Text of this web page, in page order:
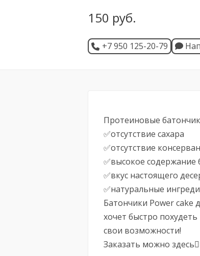
150 руб.
+7 950 125-20-79
Протеиновые
✅отсутствие сахара
✅отсутствие
✅высокое содержание
✅вкус настоящего
✅натуральные
Батончики Power cake
хочет быстро
свои возможности!
Заказать можно